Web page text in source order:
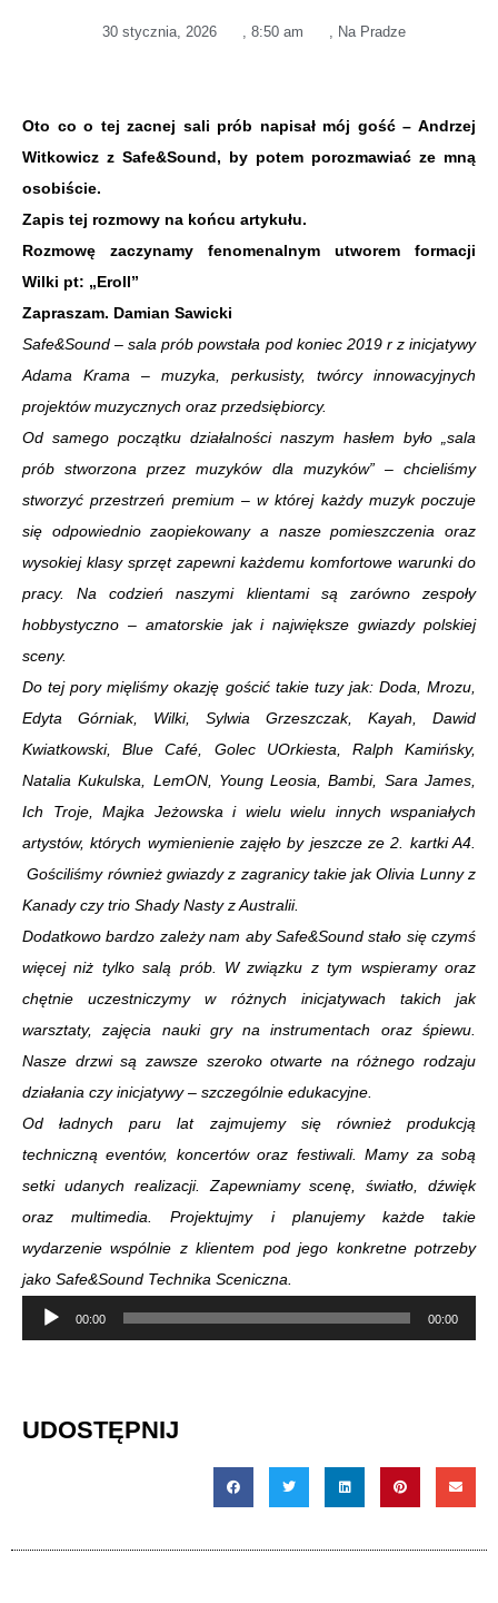
30 stycznia, 2026 8:50 am Na Pradze
Oto co o tej zacnej sali prób napisał mój gość – Andrzej
Witkowicz z Safe&Sound, by potem porozmawiać ze mną
osobiście.
Zapis tej rozmowy na końcu artykułu.
Rozmowę zaczynamy fenomenalnym utworem formacji
Wilki pt: „Eroll”
Zapraszam. Damian Sawicki
Safe&Sound – sala prób powstała pod koniec 2019 r z inicjatywy
Adama Krama – muzyka, perkusisty, twórcy innowacyjnych
projektów muzycznych oraz przedsiębiorcy.
Od samego początku działalności naszym hasłem było „sala
prób stworzona przez muzyków dla muzyków” – chcieliśmy
stworzyć przestrzeń premium – w której każdy muzyk poczuje
się odpowiednio zaopiekowany a nasze pomieszczenia oraz
wysokiej klasy sprzęt zapewni każdemu komfortowe warunki do
pracy. Na codzień naszymi klientami są zarówno zespoły
hobbystyczno – amatorskie jak i największe gwiazdy polskiej
sceny.
Do tej pory mięliśmy okazję gościć takie tuzy jak: Doda, Mrozu,
Edyta Górniak, Wilki, Sylwia Grzeszczak, Kayah, Dawid
Kwiatkowski, Blue Café, Golec UOrkiesta, Ralph Kamińsky,
Natalia Kukulska, LemON, Young Leosia, Bambi, Sara James,
Ich Troje, Majka Jeżowska i wielu wielu innych wspaniałych
artystów, których wymienienie zajęło by jeszcze ze 2. kartki A4.
Gościliśmy również gwiazdy z zagranicy takie jak Olivia Lunny z
Kanady czy trio Shady Nasty z Australii.
Dodatkowo bardzo zależy nam aby Safe&Sound stało się czymś
więcej niż tylko salą prób. W związku z tym wspieramy oraz
chętnie uczestniczymy w różnych inicjatywach takich jak
warsztaty, zajęcia nauki gry na instrumentach oraz śpiewu.
Nasze drzwi są zawsze szeroko otwarte na różnego rodzaju
działania czy inicjatywy – szczególnie edukacyjne.
Od ładnych paru lat zajmujemy się również produkcją
techniczną eventów, koncertów oraz festiwali. Mamy za sobą
setki udanych realizacji. Zapewniamy scenę, światło, dźwięk
oraz multimedia. Projektujmy i planujemy każde takie
wydarzenie wspólnie z klientem pod jego konkretne potrzeby
jako Safe&Sound Technika Sceniczna.
Odtwarzacz
plików
00:00 00:00
UDOSTĘPNIJ